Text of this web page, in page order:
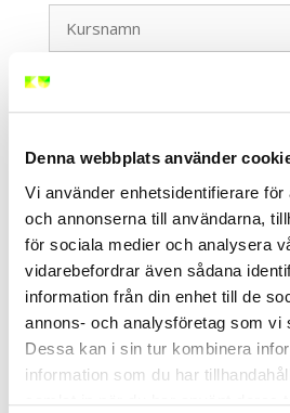
Denna webbplats använder
Vi använder enhetsidentifierare
och annonserna till användarna,
för sociala medier och analysera
vidarebefordrar även sådana
information från din enhet till de
annons- och analysföretag som vi
Dessa kan i sin tur kombinera
information som du har
Välj Ort eller Webbutbildning
▲ Dölj filter
< /20 >